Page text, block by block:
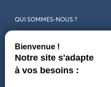
QUI SOMMES-NOUS ?
REJOIGNEZ-NOUS
CONTACT